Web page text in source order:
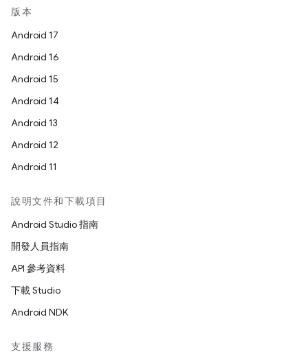
版本
Android 17
Android 16
Android 15
Android 14
Android 13
Android 12
Android 11
說明文件和下載項目
Android Studio 指南
開發人員指南
API 參考資料
下載 Studio
Android NDK
支援服務